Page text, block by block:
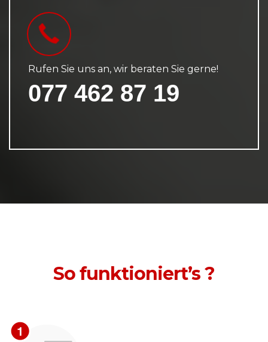
Rufen Sie uns an, wir beraten Sie gerne!
077 462 87 19
So funktioniert’s ?